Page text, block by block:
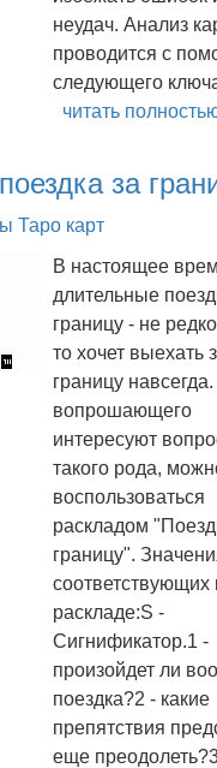
неудач. Анализ
проводится с
следующего
читать
за
Таро карт
В настоящее
длительные
границу - не
то хочет выехать
границу навсегда.
вопрошающего
интересуют
такого рода,
воспользоваться
раскладом
границу".
соответствующих
раскладе:S -
Сигнификатор.1 -
произойдет ли
поездка?2 - какие
препятствия
еще